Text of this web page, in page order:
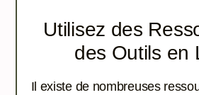
Utilisez des
des Outils en
Il existe de nombreuses